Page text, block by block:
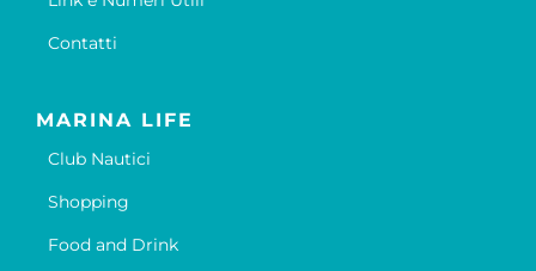
Contatti
MARINA LIFE
Club Nautici
Shopping
Food and Drink